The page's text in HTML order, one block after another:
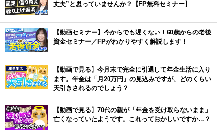
丈夫”と思っていませんか？【FP無料セミナー】
【動画セミナー】今からでも遅くない！60歳からの老後
資金セミナー／FPがわかりやすく解説します！
【動画で見る】今月末で完全に引退して年金生活に入り
ます。年金は「月20万円」の見込みですが、どのくらい
天引きされるのでしょう？
【動画で見る】70代の親が「年金を受け取らないまま」
亡くなっていたようです。これっておかしいですか…？